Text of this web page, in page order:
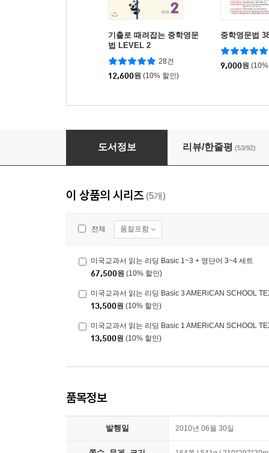
기출로 때려잡는 중학영문
법 LEVEL 2
28건
12,600원 (10% 할인)
중학영문법
9,000원
미국교과서 읽는 리딩 Basic 1 AMERiCAN
도서정보 리뷰/한줄평 (53/92)
이 상품의 시리즈 (5개)
전체 품절포함
미국교과서 읽는 리딩 Basic 1~3 + 영단어 3~4 세트
67,500원 (10% 할인)
미국교과서 읽는 리딩 Basic 3 AMERiCAN SCHOOL
13,500원 (10% 할인)
미국교과서 읽는 리딩 Basic 1 AMERiCAN SCHOOL
13,500원 (10% 할인)
품목정보
발행일 2010년 06월 30일